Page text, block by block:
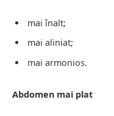
mai înalt;
mai aliniat;
mai armonios.
Abdomen mai plat